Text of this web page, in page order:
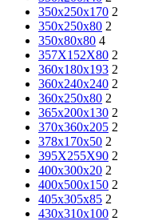
350x250x170 2
350x250x80 2
350x80x80 4
357X152X80 2
360x180x193 2
360x240x240 2
360x250x80 2
365x200x130 2
370x360x205 2
378x170x50 2
395X255X90 2
400x300x20 2
400x500x150 2
405x305x85 2
430x310x100 2